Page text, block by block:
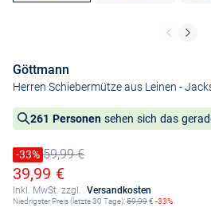
Göttmann
Herren Schiebermütze aus Leinen -
261 Personen sehen sich das
Preis reduziert um
-33%
Alter Preis59,99 €
Ermäßigter Preis
39,99 €
Inkl. MwSt. zzgl. Versandkosten
Niedrigster Preis (letzte 30 Tage):59,99€ -33%